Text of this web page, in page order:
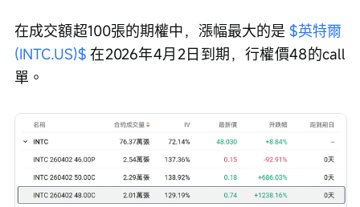
在成交額超100張的期權中，漲幅最大的是 $英特爾
(INTC.US)$ 在2026年4月2日到期，行權價48的call
單。